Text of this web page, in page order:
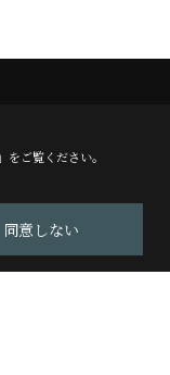
」をご覧ください。
同意しない